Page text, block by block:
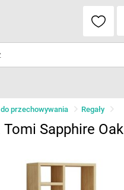
przechowywania Regały
Sapphire Oak